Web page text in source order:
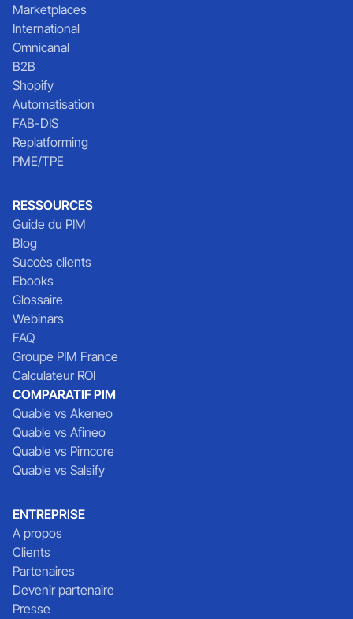
Marketplaces
International
Omnicanal
B2B
Shopify
Automatisation
FAB-DIS
Replatforming
PME/TPE
RESSOURCES
Guide du PIM
Blog
Succès clients
Ebooks
Glossaire
Webinars
FAQ
Groupe PIM France
Calculateur ROI
COMPARATIF PIM
Quable vs Akeneo
Quable vs Afineo
Quable vs Pimcore
Quable vs Salsify
ENTREPRISE
A propos
Clients
Partenaires
Devenir partenaire
Presse